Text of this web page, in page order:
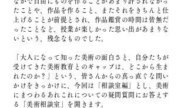
たことや、作品を作ること、またそれをきちんと仕
上げることが前提とされ、作品鑑賞の時間は皆無だ
ったことなど、授業が楽しかった思い出があまりな
いという、残念なものでした。
「大人になって知った美術の面白さと、自分たちが
受けてきた美術教育とのギャップは、どこから生ま
れたのか？」という、皆さんからの真っ直ぐな問い
かけをきっかけに、今回は「相談室編」とし、美術
にまつわるあれこれについての疑問質問にお答えす
る「美術相談室」を開きます。